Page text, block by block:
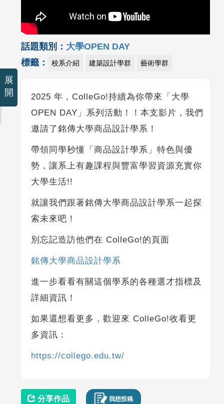
話題類別： 大學OPEN DAY
標籤：
校系介紹 建築設計學群 藝術學群
2025 年，ColleGo!持續為你帶來「大學
OPEN DAY」系列活動！！本支影片，我們
邀請了銘傳大學商品設計學系！
帶領同學秒懂「商品設計學系」特色與優
勢，讓系上有趣課程與豐富學習資源充實你
大學生活!!
就讓我們跟著銘傳大學商品設計學系一起探
索未來吧！
別忘記造訪他們在 ColleGo!的頁面
銘傳大學商品設計學系
進一步看看有關這個學系的各種選才指標及
詳細資訊！
如果還想看更多，歡迎來 ColleGo!收看更
多資訊：
https://collego.edu.tw/
分享作品 我想投稿
展
開